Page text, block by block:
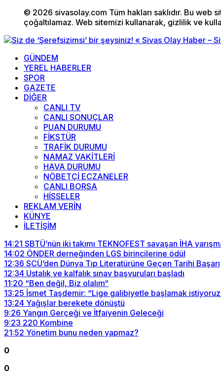
© 2026 sivasolay.com Tüm hakları saklıdır. Bu
çoğaltılamaz. Web sitemizi kullanarak, gizlilik ve
GÜNDEM
YEREL HABERLER
SPOR
GAZETE
DİĞER
CANLI TV
CANLI SONUÇLAR
PUAN DURUMU
FİKSTÜR
TRAFİK DURUMU
NAMAZ VAKİTLERİ
HAVA DURUMU
NÖBETÇİ ECZANELER
CANLI BORSA
HİSSELER
REKLAM VERİN
KÜNYE
İLETİŞİM
14:21 SBTÜ’nün iki takımı TEKNOFEST savaşan İHA
14:02 ÖNDER derneğinden LGS birincilerine ödül
12:36 SCÜ’den Dünya Tıp Literatürüne Geçen Tarihi Başarı
12:34 Ustalık ve kalfalık sınav başvuruları başladı
11:20 “Ben değil, Biz olalım“
13:25 İsmet Taşdemir: “Lige galibiyetle başlamak
13:24 Yağışlar berekete dönüştü
9:26 Yangın Gerçeği ve İtfaiyenin Geleceği
9:23 220 Kombine
21:52 Yönetim bunu neden yapmaz?
0
0